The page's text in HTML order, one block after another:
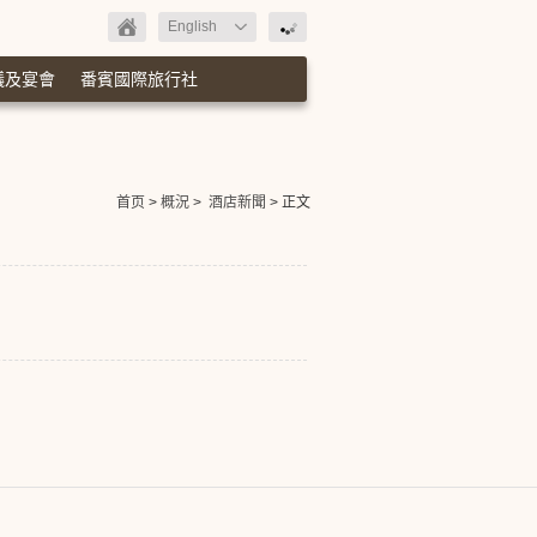
English
及宴會 番賓國際旅行社
首页 > 概況 > 酒店新聞 > 正文